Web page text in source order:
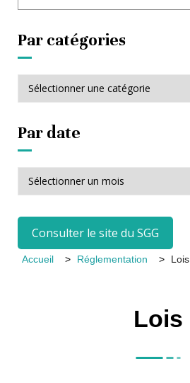
Accueil Réglementation Lois
Lois
Par catégories
Par
catégories
Par date
Par
date
Consulter le site du SGG